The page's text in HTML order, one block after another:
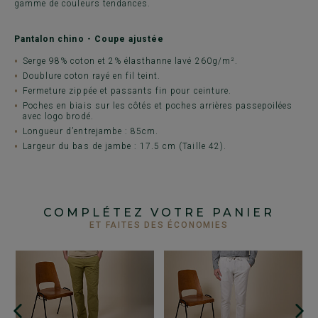
gamme de couleurs tendances.
Pantalon chino - Coupe ajustée
Serge 98% coton et 2% élasthanne lavé 260g/m².
Doublure coton rayé en fil teint.
Fermeture zippée et passants fin pour ceinture.
Poches en biais sur les côtés et poches arrières passepoilées
avec logo brodé.
Longueur d’entrejambe : 85cm.
Largeur du bas de jambe : 17.5 cm (Taille 42).
COMPLÉTEZ VOTRE PANIER
ET FAITES DES ÉCONOMIES